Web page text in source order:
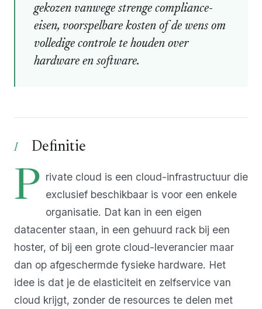
gekozen vanwege strenge compliance-
eisen, voorspelbare kosten of de wens om
volledige controle te houden over
hardware en software.
Definitie
P rivate cloud is een cloud-infrastructuur die
exclusief beschikbaar is voor een enkele
organisatie. Dat kan in een eigen
datacenter staan, in een gehuurd rack bij een
hoster, of bij een grote cloud-leverancier maar
dan op afgeschermde fysieke hardware. Het
idee is dat je de elasticiteit en zelfservice van
cloud krijgt, zonder de resources te delen met